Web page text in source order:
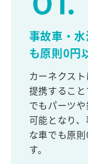
事故車・
も原則0円
カーネクス
提携するこ
でもパーツ
可能となり
な車でも原
す。